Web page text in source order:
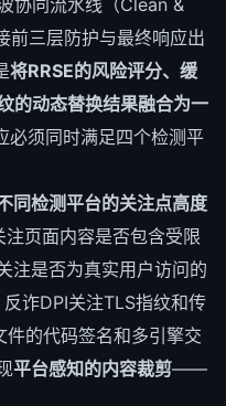
协同流水线（Clean &
三层防护与最终响应出
将RRSE的风险评分、缓
的动态替换结果融合为一
须同时满足四个检测平
同检测平台的关注点高度
页面内容是否包含受限
注是否为真实用户访问的
诈DPI关注TLS指纹和传
的代码签名和多引擎交
平台感知的内容裁剪——